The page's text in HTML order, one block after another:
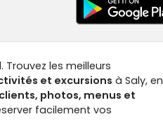
. Trouvez les meilleurs
et excursions à Saly, en
photos, menus et
facilement vos